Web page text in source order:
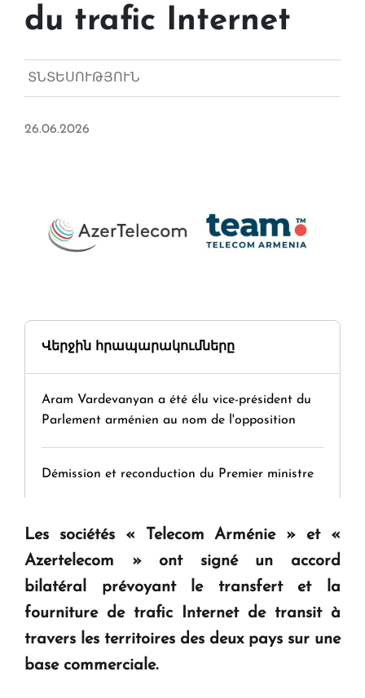
du trafic Internet
ՏՆՏԵՍՈՒԹՅՈՒՆ
26.06.2026
Վերջին հրապարակումները
Aram Vardevanyan a été élu vice-président du
Parlement arménien au nom de l'opposition
Démission et reconduction du Premier ministre
Tamara Stepanyan : « Dès qu’on parle de
" Tant qu'il n'existe pas d'alternative concrète, la
question d'un référendum ne se pose pas. "
Les sociétés « Telecom Arménie » et «
Azertelecom » ont signé un accord
bilatéral prévoyant le transfert et la
fourniture de trafic Internet de transit à
travers les territoires des deux pays sur une
base commerciale.